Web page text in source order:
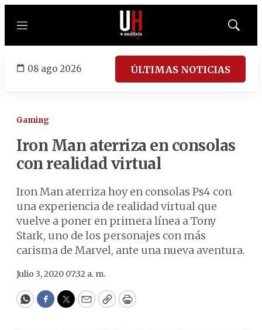
Menú
Mostrar
08 ago 2026 ÚLTIMAS NOTICIAS
Gaming
Iron Man aterriza en consolas
con realidad virtual
Iron Man aterriza hoy en consolas Ps4 con
una experiencia de realidad virtual que
vuelve a poner en primera línea a Tony
Stark, uno de los personajes con más
carisma de Marvel, ante una nueva aventura.
Julio 3, 2020 07:32 a. m.
WhatsApp
Facebook
Twitter
EmailCopyPrint